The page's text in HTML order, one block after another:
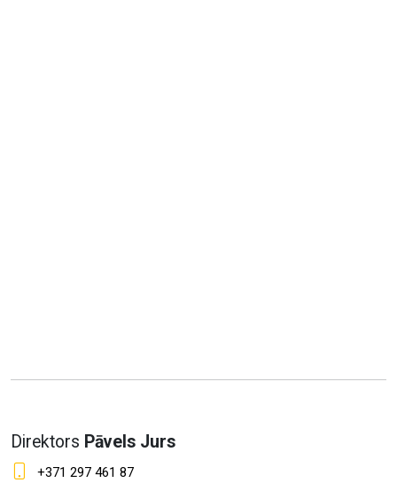
Direktors Pāvels Jurs
+371 297 461 87